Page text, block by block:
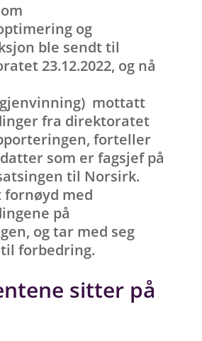
og
ble sendt til
23.12.2022, og nå
mottatt
fra direktoratet
forteller
som er fagsjef på
til Norsirk.
fornøyd med
på
og tar med seg
forbedring.
sitter på